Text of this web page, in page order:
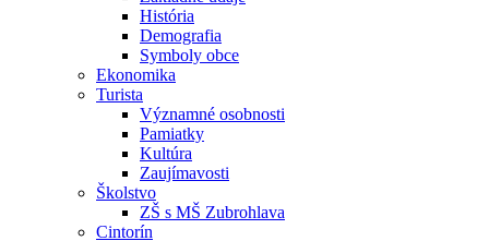
História
Demografia
Symboly obce
Ekonomika
Turista
Významné osobnosti
Pamiatky
Kultúra
Zaujímavosti
Školstvo
ZŠ s MŠ Zubrohlava
Cintorín